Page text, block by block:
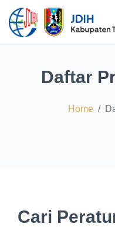
Daftar
Home
Cari